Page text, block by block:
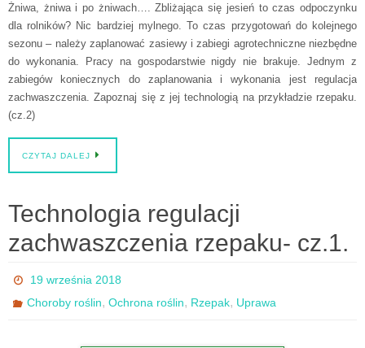
Żniwa, żniwa i po żniwach…. Zbliżająca się jesień to czas odpoczynku
dla rolników? Nic bardziej mylnego. To czas przygotowań do kolejnego
sezonu – należy zaplanować zasiewy i zabiegi agrotechniczne niezbędne
do wykonania. Pracy na gospodarstwie nigdy nie brakuje. Jednym z
zabiegów koniecznych do zaplanowania i wykonania jest regulacja
zachwaszczenia. Zapoznaj się z jej technologią na przykładzie rzepaku.
(cz.2)
CZYTAJ DALEJ
Technologia regulacji
zachwaszczenia rzepaku- cz.1.
19 września 2018
Choroby roślin,Ochrona roślin, Rzepak, Uprawa